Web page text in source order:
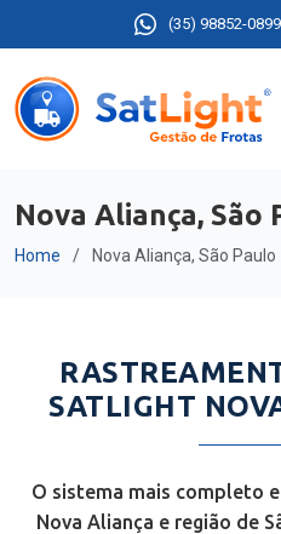
(35) 98852-0899
Nova Aliança, São
Home Nova Aliança, São Paulo
SATLIGHT
O sistema mais completo
Nova Aliança e região de